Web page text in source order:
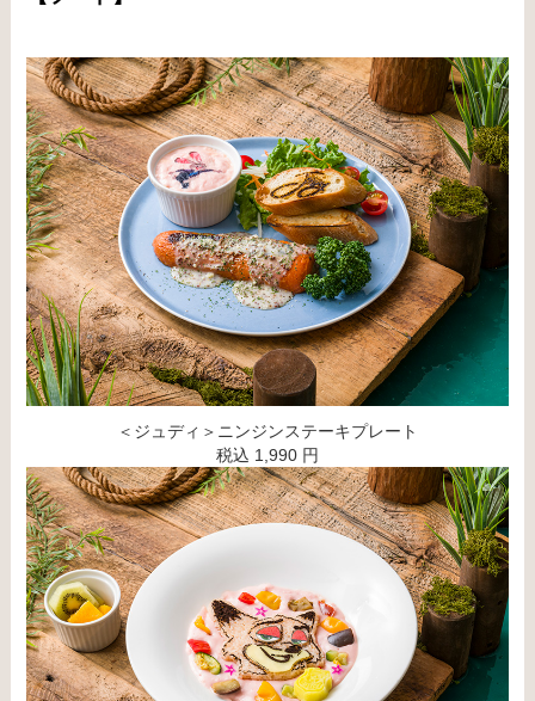
＜ジュディ＞ニンジンステーキプレート
税込 1,990 円